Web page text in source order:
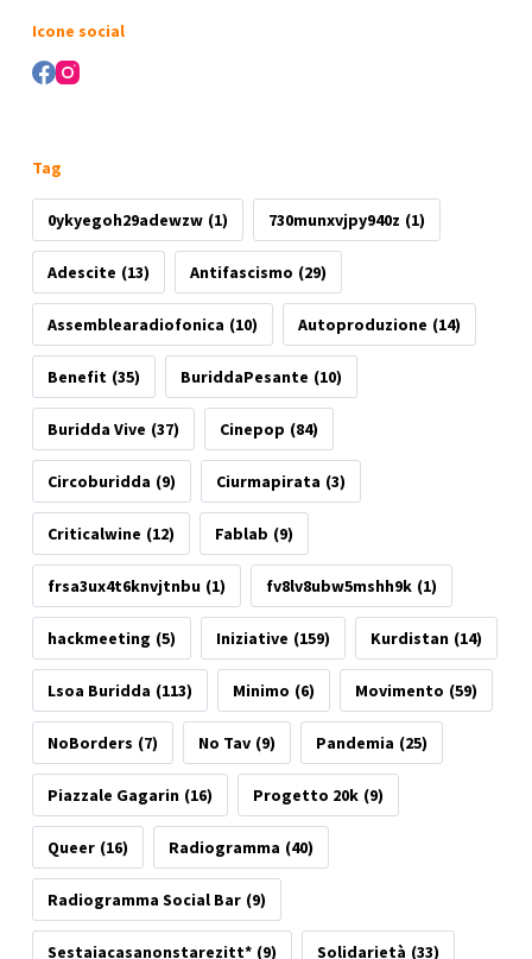
Icone social
Tag
0ykyegoh29adewzw (1) 730munxvjpy940z (1)
Adescite (13) Antifascismo (29)
Assemblearadiofonica (10) Autoproduzione (14)
Benefit (35) BuriddaPesante (10)
Buridda Vive (37) Cinepop (84)
Circoburidda (9) Ciurmapirata (3)
Criticalwine (12) Fablab (9)
frsa3ux4t6knvjtnbu (1) fv8lv8ubw5mshh9k (1)
hackmeeting (5) Iniziative (159) Kurdistan (14)
Lsoa Buridda (113) Minimo (6) Movimento (59)
NoBorders (7) No Tav (9) Pandemia (25)
Piazzale Gagarin (16) Progetto 20k (9)
Queer (16) Radiogramma (40)
Radiogramma Social Bar (9)
Sestaiacasanonstarezitt* (9) Solidarietà (33)